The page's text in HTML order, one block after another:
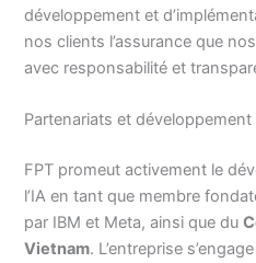
développement et
nos clients l’assurance que
avec responsabilité et
Partenariats et développement
FPT promeut activement le
l’IA en tant que membre
par IBM et Meta, ainsi que du
Vietnam. L’entreprise